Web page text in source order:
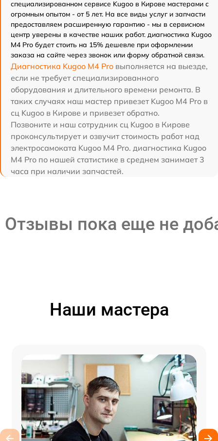
специализированном сервисе Kugoo в Кирове мастерами с
огромным опытом - от 5 лет. На все виды услуг и запчасти
предоставляем расширенную гарантию - мы в сервисном
центр уверены в качестве наших работ. диагностика Kugoo
M4 Pro будет стоить на 15% дешевле при оформлении
заказа на сайте через звонок или форму обратной связи.
Диагностика Kugoo M4 Pro выполняется на выезде,
если не требует специализированного
оборудования и длительного времени ремонта. В
таких случаях наш мастер привезет Kugoo M4 Pro в
сц Kugoo в Кирове и привезет обратно.
Позвоните и наш сотрудник сц Kugoo в Кирове
проконсультирует и озвучит стоимость работ над
электросамоката Kugoo M4 Pro. диагностика Kugoo
M4 Pro по нашей статистике в среднем занимает 3
часа при наличии запчастей.
Отзывы пока еще не
Наши мастера